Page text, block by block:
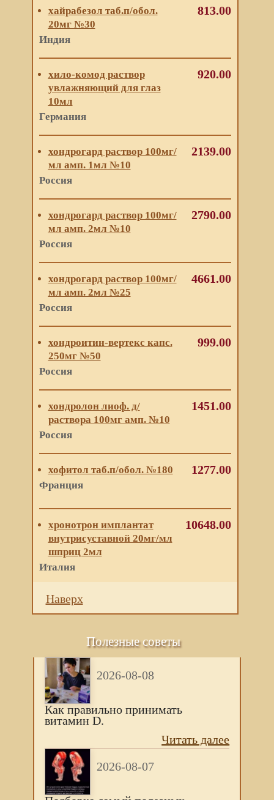
хайрабезол таб.п/обол.
20мг №30
Индия
813.00
хило-комод раствор
увлажняющий для глаз
10мл
Германия
920.00
хондрогард раствор 100мг/
мл амп. 1мл №10
Россия
2139.00
хондрогард раствор 100мг/
мл амп. 2мл №10
Россия
2790.00
хондрогард раствор 100мг/
мл амп. 2мл №25
Россия
4661.00
хондроитин-вертекс капс.
250мг №50
Россия
999.00
хондролон лиоф. д/
раствора 100мг амп. №10
Россия
1451.00
хофитол таб.п/обол. №180
Франция
1277.00
хронотрон имплантат
внутрисуставной 20мг/мл
шприц 2мл
Италия
10648.00
Наверх
Полезные советы
2026-08-08
Как правильно принимать
витамин D.
Читать далее
2026-08-07